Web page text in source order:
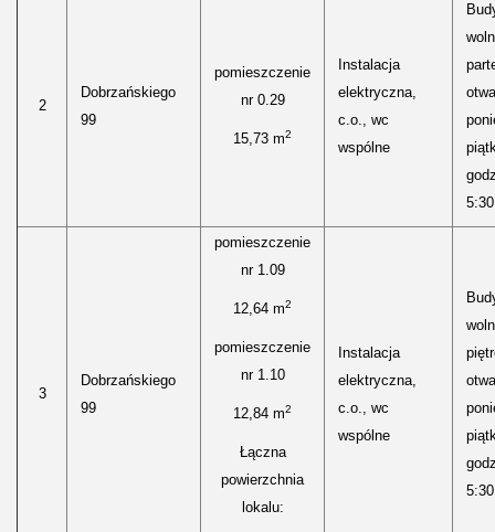
2
Dobrzańskiego
99
pomieszczenie
nr 0.29
15,73 m2
Instalacja
elektryczna,
c.o., wc
wspólne
3
Dobrzańskiego
99
pomieszczenie
nr 1.09
12,64 m2
pomieszczenie
nr 1.10
12,84 m2
Łączna
powierzchnia
lokalu:
Instalacja
elektryczna,
c.o., wc
wspólne